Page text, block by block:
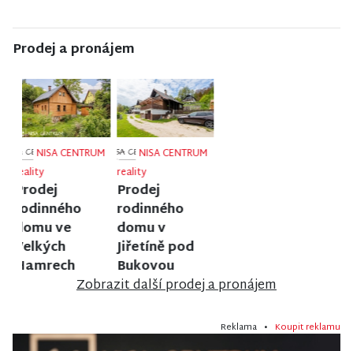
Prodej a pronájem
NISA CENTRUM
reality
Prodej bytu
1+1 v Liberci
NISA CENTRUM
reality
Prodej
rodinného
domu ve
Frýdlantu
Zobrazit další prodej a pronájem
Reklama • Koupit reklamu